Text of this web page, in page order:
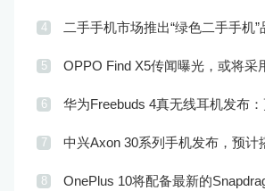
4
5
6
7
8 OnePlus 10将配备最新的